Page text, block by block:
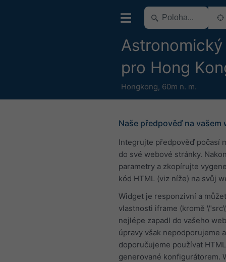
pro Hong
Hongkong, 60m n. m.
Naše předpověď na vašem
Integrujte předpověď počasí
do své webové stránky.
parametry a zkopírujte
kód HTML (viz níže) na svůj
Widget je responzivní a
vlastnosti iframe (kromě
nejlépe zapadl do vašeho
úpravy však nepodporujeme a
doporučujeme používat HTML
generované konfigurátorem.